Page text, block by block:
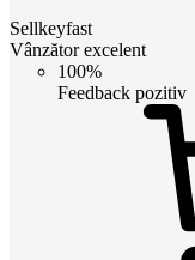
Sellkeyfast
Vânzător excelent
100%
Feedback pozitiv